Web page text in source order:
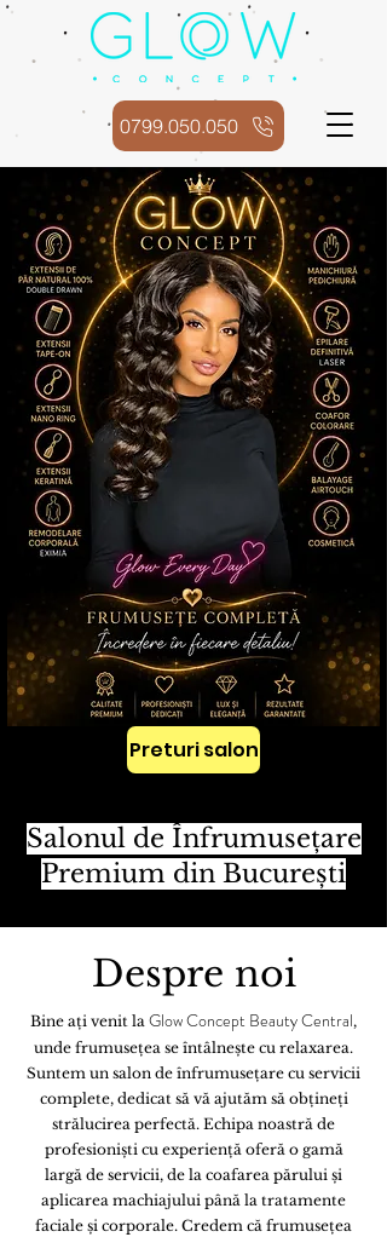
0799.050.050
Preturi salon
Salonul de Înfrumusețare
Premium din București
Despre noi
Bine ați venit la Glow Concept Beauty Central,
unde frumusețea se întâlnește cu relaxarea.
Suntem un salon de înfrumusețare cu servicii
complete, dedicat să vă ajutăm să obțineți
strălucirea perfectă. Echipa noastră de
profesioniști cu experiență oferă o gamă
largă de servicii, de la coafarea părului și
aplicarea machiajului până la tratamente
faciale și corporale. Credem că frumusețea